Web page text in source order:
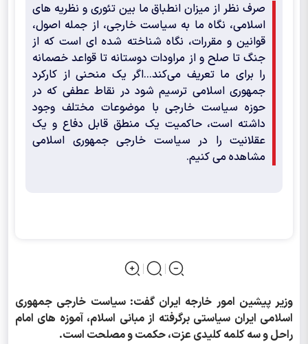
صرف نظر از میزان انطباق ما بین تئوری و نظریه های
اسلامی، نگاه ما به سیاست خارجی، از جمله اصول،
قوانین و مقررات، نگاه شناخته شده ای است که از
جنگ تا صلح و از مراودات دوستانه تا قواعد خصمانه
را برای ما تعریف می‌کند...اگر یک منحنی از کارکرد
جمهوری اسلامی ترسیم شود در نقاط عطفی که در
حوزه سیاست خارجی با موضوعات مختلف وجود
داشته است، حاکمیت یک منطق قابل دفاع و یک
عقلانیت را در سیاست خارجی جمهوری اسلامی
مشاهده می کنیم.
وزیر پیشین امور خارجه ایران گفت: سیاست خارجی جمهوری
اسلامی ایران سیاستی برگرفته از مبانی اسلام، آموزه های امام
راحل و سه کلمه کلیدی عزت، حکمت و مصلحت است.